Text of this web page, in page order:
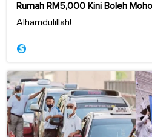
Rumah RM5,000 Kini Boleh
Alhamdulillah!